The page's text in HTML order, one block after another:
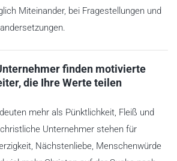
Miteinander, bei Fragestellungen und
finden motivierte
die Ihre Werte teilen
mehr als Pünktlichkeit, Fleiß und
Unternehmer stehen für
Nächstenliebe, Menschenwürde